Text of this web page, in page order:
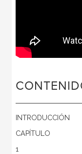
INTRODUCCIÓN
CAPÍTULO
1